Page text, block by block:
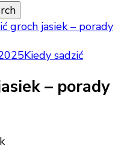
groch jasiek – porady
Kiedy sadzić
– porady